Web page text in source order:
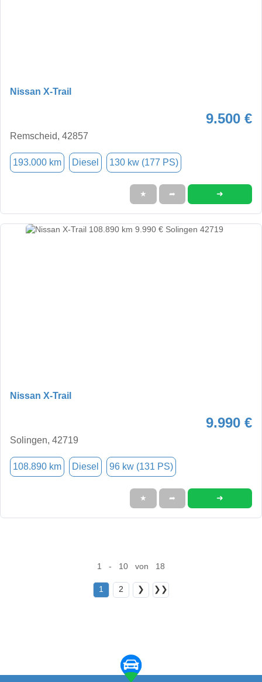
Nissan X-Trail
9.500 €
Remscheid, 42857
193.000 km Diesel 130 kw (177 PS)
★ ➦ ➜
Nissan X-Trail
9.990 €
Solingen, 42719
108.890 km Diesel 96 kw (131 PS)
★ ➦ ➜
1 - 10 von 18
1 2 ❯ ❯❯